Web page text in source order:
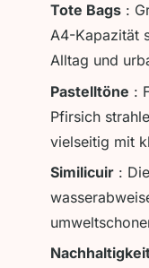
Tote Bags :
A4-Kapazität
Alltag und
Pastelltöne :
Pfirsich
vielseitig mit
Similicuir :